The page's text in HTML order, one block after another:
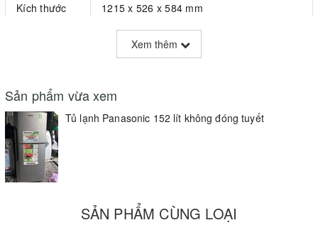
Kích thước 1215 x 526 x 584 mm
Khay nhựa
Tính năng
Làm lạnh đa chiều, khử mùi, kháng khuẩn,
tiết kiệm điện
Tên gọi
chung
152 (l)
Xem thêm
Sản phẩm vừa xem
Tủ lạnh Panasonic 152 lít không đóng tuyết
SẢN PHẨM CÙNG LOẠI